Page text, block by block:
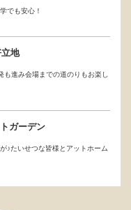
でも安心！
地
も進み会場までの道のりもお楽し
ガーデン
♪たいせつな皆様とアットホーム